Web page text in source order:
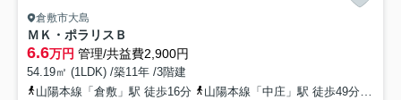
倉敷市大島
ＭＫ・ポラリスＢ
6.6万円 管理/共益費2,900円
54.19㎡ (1LDK) /築11年 /3階建
山陽本線「倉敷」駅 徒歩16分
山陽本線「中庄」駅 徒歩49分